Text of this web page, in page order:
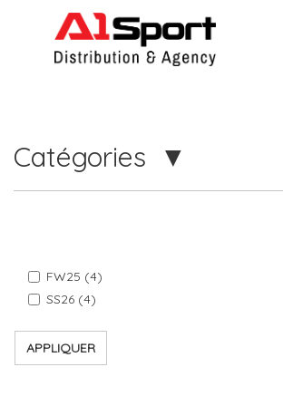
Catégories
FW25 (4)
SS26 (4)
APPLIQUER